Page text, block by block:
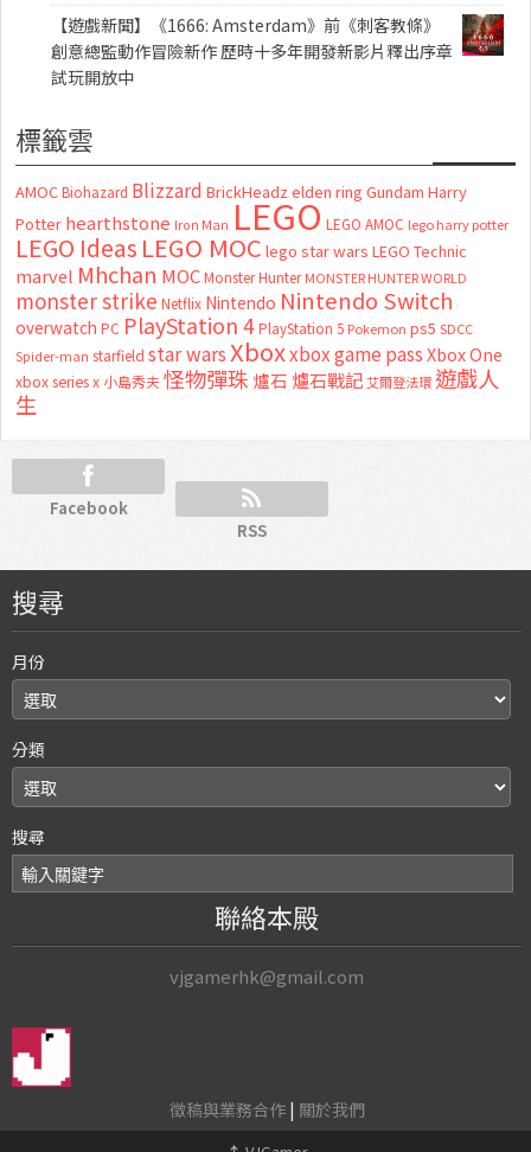
【遊戲新聞】《1666: Amsterdam》前《刺客教條》
創意總監動作冒險新作 歷時十多年開發新影片釋出序章
試玩開放中
標籤雲
AMOC Biohazard Blizzard BrickHeadz elden ring Gundam Harry
Potter hearthstone Iron Man LEGO LEGO AMOC lego harry potter
LEGO Ideas LEGO MOC lego star wars LEGO Technic
marvel Mhchan MOC Monster Hunter MONSTER HUNTER WORLD
monster strike Netflix Nintendo Nintendo Switch
overwatch PC PlayStation 4 PlayStation 5 Pokemon ps5 SDCC
Spider-man starfield star warsXboxxbox game passXbox One
xbox series x 小島秀夫怪物彈珠 爐石 爐石戰記艾爾登法環 遊戲人
生
Facebook
RSS
搜尋
月份
分類
搜尋
聯絡本殿
vjgamerhk@gmail.com
徵稿與業務合作| 關於我們